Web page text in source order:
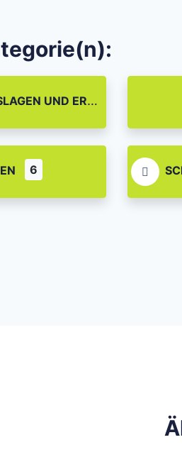
UND EREIGNISSE
6